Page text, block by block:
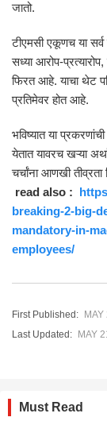
जातो.
टीएमसी एकूणच या
सध्या आरोप-
फिरत आहे. याचा थेट
प्रतिमेवर होत आहे.
भविष्यात या
येतात यावरच खऱ्या
चर्चांना आणखी तीव्रता
read also :
breaking-2-big-
mandatory-in-
employees/
First Published:
Last Updated: MAY
Must Read